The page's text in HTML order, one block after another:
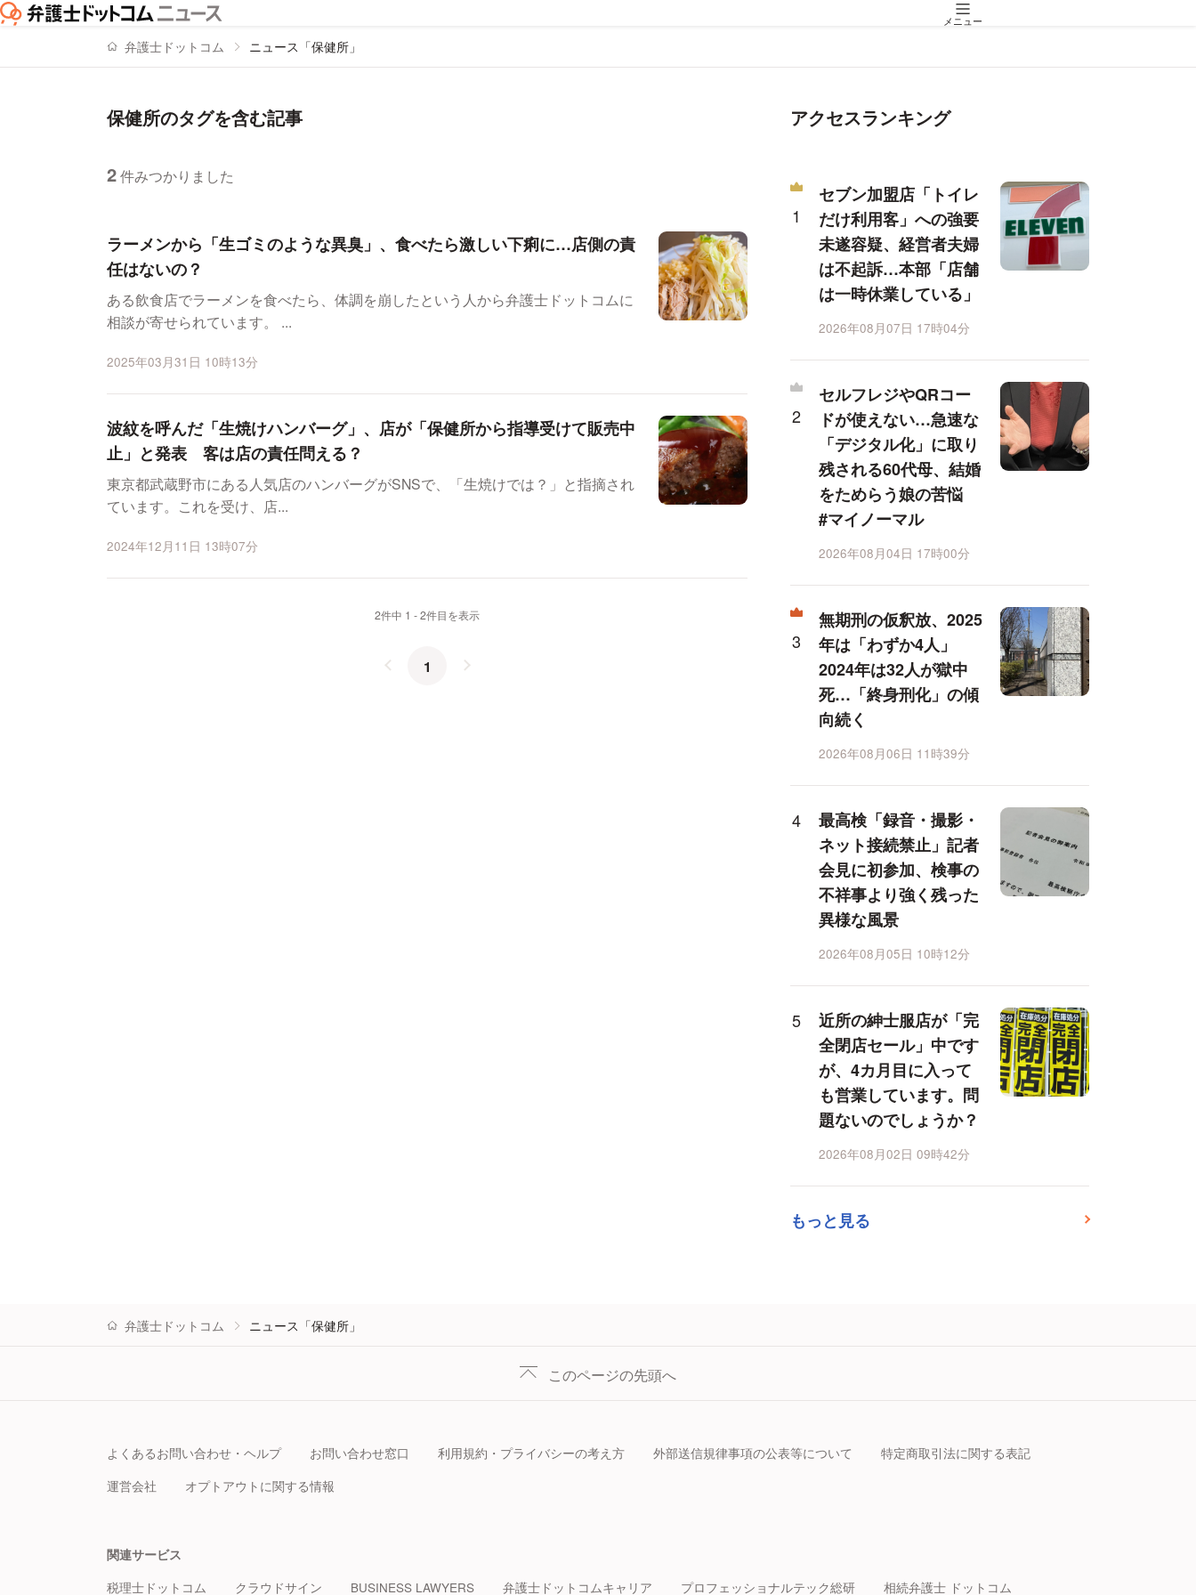
メニュー
弁護士ドットコム ニュース「保健所」
保健所のタグを含む記事
2件みつかりました
ラーメンから「生ゴミのような異臭」、食べたら激しい下痢に…店側の責
任はないの？
ある飲食店でラーメンを食べたら、体調を崩したという人から弁護士ドットコムに
相談が寄せられています。 ...
2025年03月31日 10時13分
波紋を呼んだ「生焼けハンバーグ」、店が「保健所から指導受けて販売中
止」と発表 客は店の責任問える？
東京都武蔵野市にある人気店のハンバーグがSNSで、「生焼けでは？」と指摘され
ています。これを受け、店...
2024年12月11日 13時07分
2件中 1 - 2件目を表示
1
アクセスランキング
セブン加盟店「トイレ
だけ利用客」への強要
未遂容疑、経営者夫婦
は不起訴…本部「店舗
は一時休業している」
2026年08月07日 17時04分
セルフレジやQRコー
ドが使えない…急速な
「デジタル化」に取り
残される60代母、結婚
をためらう娘の苦悩
#マイノーマル
2026年08月04日 17時00分
無期刑の仮釈放、2025
年は「わずか4人」
2024年は32人が獄中
死…「終身刑化」の傾
向続く
2026年08月06日 11時39分
最高検「録音・撮影・
ネット接続禁止」記者
会見に初参加、検事の
不祥事より強く残った
異様な風景
2026年08月05日 10時12分
近所の紳士服店が「完
全閉店セール」中です
が、4カ月目に入って
も営業しています。問
題ないのでしょうか？
2026年08月02日 09時42分
もっと見る
弁護士ドットコム ニュース「保健所」
このページの先頭へ
よくあるお問い合わせ・ヘルプ お問い合わせ窓口 利用規約・プライバシーの考え方 外部送信規律事項の公表等について
特定商取引法に関する表記
運営会社
オプトアウトに関する情報
関連サービス
税理士ドットコム
クラウドサイン BUSINESS LAWYERS 弁護士ドットコムキャリア プロフェッショナルテック総研 相続弁護士 ドットコム